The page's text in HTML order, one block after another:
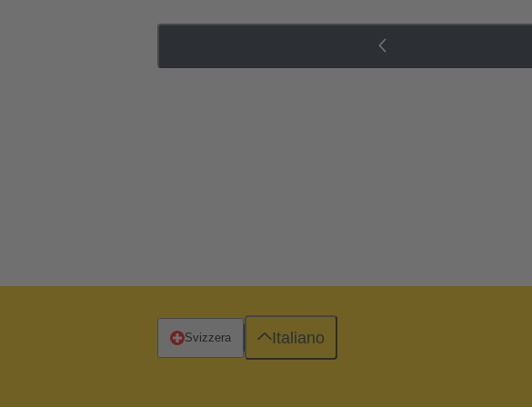
Svizzera Italiano